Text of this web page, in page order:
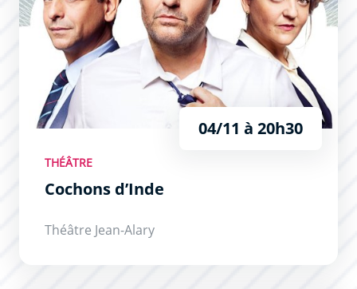
04/11 à 20h30
THÉÂTRE
Cochons d’Inde
Théâtre Jean-Alary